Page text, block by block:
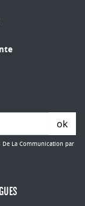
ok
De La Communication par